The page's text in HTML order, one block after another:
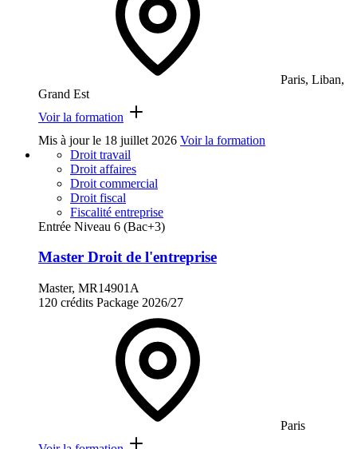
Paris, Liban,
Grand Est
Voir la formation
Mis à jour le 18 juillet 2026 Voir la formation
Droit travail
Droit affaires
Droit commercial
Droit fiscal
Fiscalité entreprise
Entrée Niveau 6 (Bac+3)
Master Droit de l'entreprise
Master, MR14901A
120 crédits Package 2026/27
Paris